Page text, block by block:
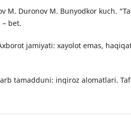
M. Duronov M. Bunyodkor kuch.
bet.
jamiyati: xayolot emas,
tamadduni: inqiroz alomatlari.